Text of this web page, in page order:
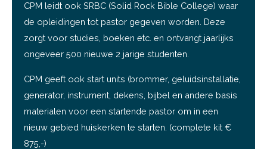
CPM leidt ook SRBC (Solid Rock Bible College) waar
de opleidingen tot pastor gegeven worden. Deze
zorgt voor studies, boeken etc. en ontvangt jaarlijks
ongeveer 500 nieuwe 2 jarige studenten.
CPM geeft ook start units (brommer, geluidsinstallatie,
generator, instrument, dekens, bijbel en andere basis
materialen voor een startende pastor om in een
nieuw gebied huiskerken te starten. (complete kit €
875,-)